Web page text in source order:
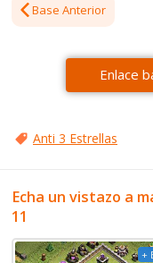
Base Anterior
Enlace
Anti 3 Estrellas
Echa un vistazo a
11
+